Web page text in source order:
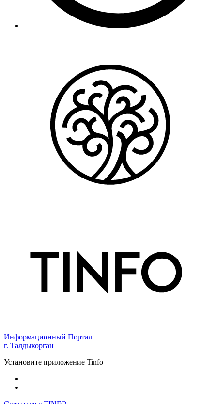
Информационный Портал
г. Талдыкорган
Установите приложение Tinfo